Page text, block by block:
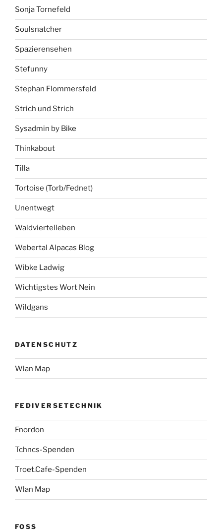
Sonja Tornefeld
Soulsnatcher
Spazierensehen
Stefunny
Stephan Flommersfeld
Strich und Strich
Sysadmin by Bike
Thinkabout
Tilla
Tortoise (Torb/Fednet)
Unentwegt
Waldviertelleben
Webertal Alpacas Blog
Wibke Ladwig
Wichtigstes Wort Nein
Wildgans
DATENSCHUTZ
Wlan Map
FEDIVERSETECHNIK
Fnordon
Tchncs-Spenden
Troet.Cafe-Spenden
Wlan Map
FOSS